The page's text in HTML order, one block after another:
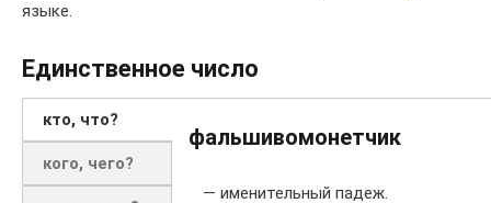
языке.
Единственное число
кто, что?
кого, чего?
фальшивомонетчик
— именительный падеж.